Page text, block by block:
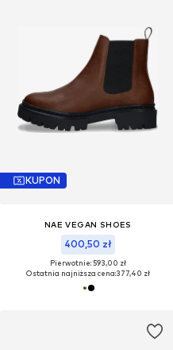
KUPON
NAE VEGAN SHOES
400,50 zł
Pierwotnie: 593,00 zł
Ostatnia najniższa cena:377,40 zł